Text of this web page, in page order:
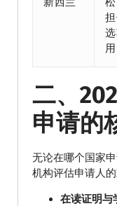
用
二、
申请的
无论在哪个国家
机构评估申请人的
在读证明与